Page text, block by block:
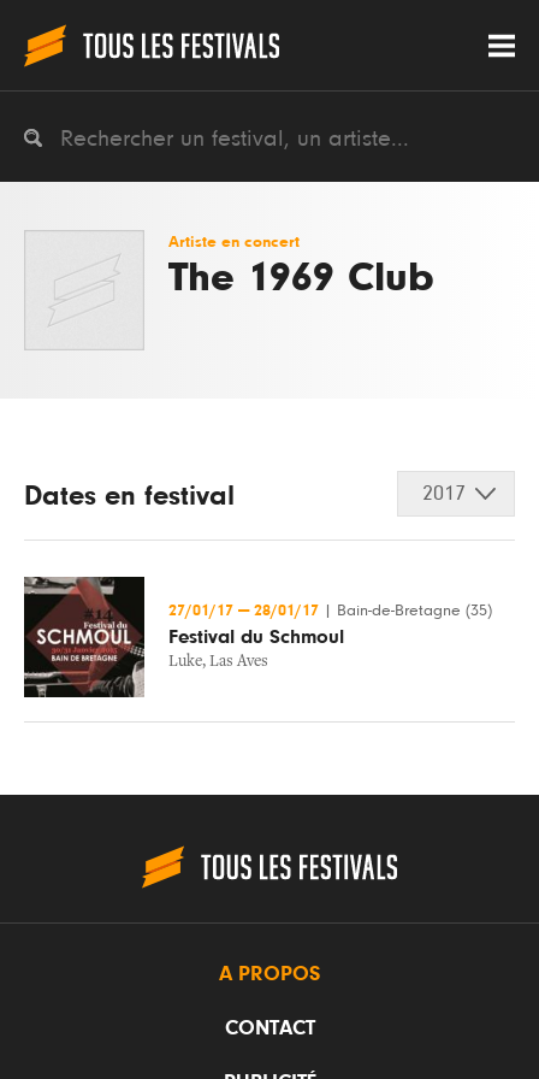
Artiste en concert
The 1969 Club
Dates en festival 2017
27/01/17 — 28/01/17 Bain-de-Bretagne (35)
Festival du Schmoul
Luke, Las Aves
A PROPOS
CONTACT